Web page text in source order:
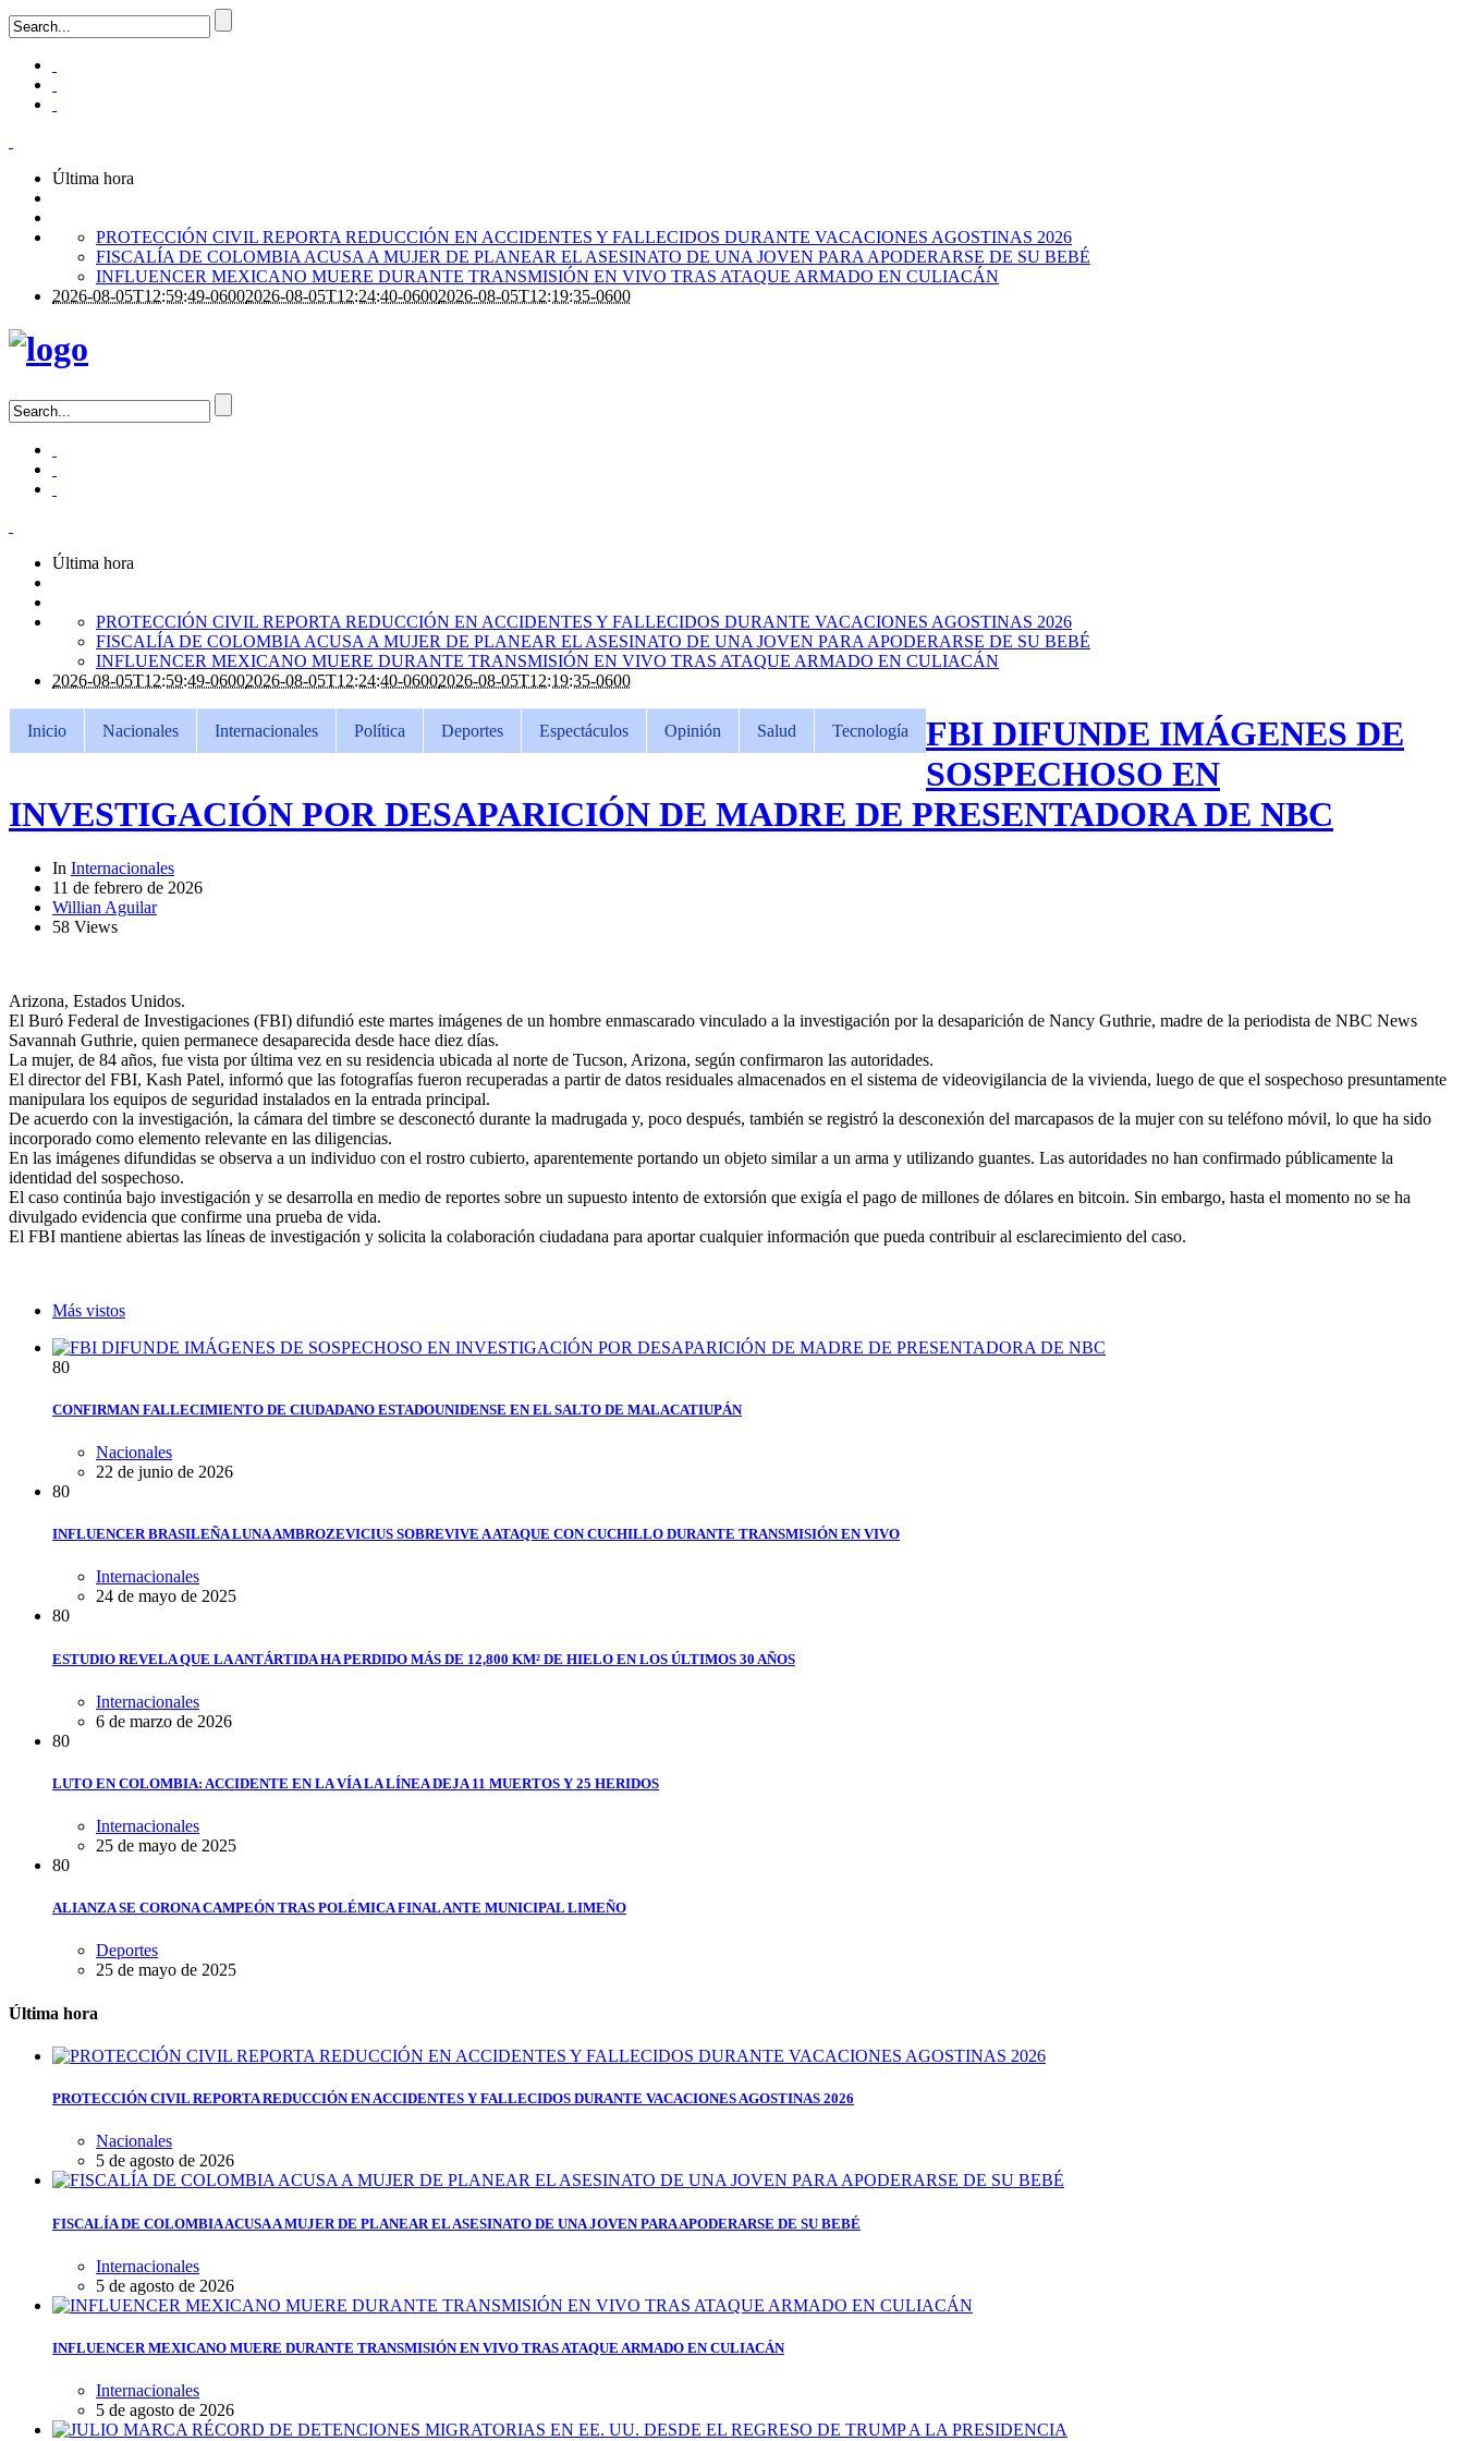
Última hora
PROTECCIÓN CIVIL REPORTA REDUCCIÓN EN ACCIDENTES Y FALLECIDOS DURANTE VACACIONES AGOSTINAS 2026
FISCALÍA DE COLOMBIA ACUSA A MUJER DE PLANEAR EL ASESINATO DE UNA JOVEN PARA APODERARSE DE SU BEBÉ
INFLUENCER MEXICANO MUERE DURANTE TRANSMISIÓN EN VIVO TRAS ATAQUE ARMADO EN CULIACÁN
2026-08-05T12:59:49-06002026-08-05T12:24:40-06002026-08-05T12:19:35-0600
Última hora
PROTECCIÓN CIVIL REPORTA REDUCCIÓN EN ACCIDENTES Y FALLECIDOS DURANTE VACACIONES AGOSTINAS 2026
FISCALÍA DE COLOMBIA ACUSA A MUJER DE PLANEAR EL ASESINATO DE UNA JOVEN PARA APODERARSE DE SU BEBÉ
INFLUENCER MEXICANO MUERE DURANTE TRANSMISIÓN EN VIVO TRAS ATAQUE ARMADO EN CULIACÁN
2026-08-05T12:59:49-06002026-08-05T12:24:40-06002026-08-05T12:19:35-0600
Inicio Nacionales Internacionales Política Deportes Espectáculos Opinión Salud Tecnología
FBI DIFUNDE IMÁGENES DE
SOSPECHOSO EN
INVESTIGACIÓN POR DESAPARICIÓN DE MADRE DE PRESENTADORA DE NBC
In Internacionales
11 de febrero de 2026
Willian Aguilar
58 Views
Arizona, Estados Unidos.
El Buró Federal de Investigaciones (FBI) difundió este martes imágenes de un hombre enmascarado vinculado a la investigación por la desaparición de Nancy Guthrie, madre de la periodista de NBC News
Savannah Guthrie, quien permanece desaparecida desde hace diez días.
La mujer, de 84 años, fue vista por última vez en su residencia ubicada al norte de Tucson, Arizona, según confirmaron las autoridades.
El director del FBI, Kash Patel, informó que las fotografías fueron recuperadas a partir de datos residuales almacenados en el sistema de videovigilancia de la vivienda, luego de que el sospechoso presuntamente
manipulara los equipos de seguridad instalados en la entrada principal.
De acuerdo con la investigación, la cámara del timbre se desconectó durante la madrugada y, poco después, también se registró la desconexión del marcapasos de la mujer con su teléfono móvil, lo que ha sido
incorporado como elemento relevante en las diligencias.
En las imágenes difundidas se observa a un individuo con el rostro cubierto, aparentemente portando un objeto similar a un arma y utilizando guantes. Las autoridades no han confirmado públicamente la
identidad del sospechoso.
El caso continúa bajo investigación y se desarrolla en medio de reportes sobre un supuesto intento de extorsión que exigía el pago de millones de dólares en bitcoin. Sin embargo, hasta el momento no se ha
divulgado evidencia que confirme una prueba de vida.
El FBI mantiene abiertas las líneas de investigación y solicita la colaboración ciudadana para aportar cualquier información que pueda contribuir al esclarecimiento del caso.
Más vistos
80
CONFIRMAN FALLECIMIENTO DE CIUDADANO ESTADOUNIDENSE EN EL SALTO DE MALACATIUPÁN
Nacionales
22 de junio de 2026
80
INFLUENCER BRASILEÑA LUNA AMBROZEVICIUS SOBREVIVE A ATAQUE CON CUCHILLO DURANTE TRANSMISIÓN EN VIVO
Internacionales
24 de mayo de 2025
80
ESTUDIO REVELA QUE LA ANTÁRTIDA HA PERDIDO MÁS DE 12,800 KM² DE HIELO EN LOS ÚLTIMOS 30 AÑOS
Internacionales
6 de marzo de 2026
80
LUTO EN COLOMBIA: ACCIDENTE EN LA VÍA LA LÍNEA DEJA 11 MUERTOS Y 25 HERIDOS
Internacionales
25 de mayo de 2025
80
ALIANZA SE CORONA CAMPEÓN TRAS POLÉMICA FINAL ANTE MUNICIPAL LIMEÑO
Deportes
25 de mayo de 2025
Última hora
PROTECCIÓN CIVIL REPORTA REDUCCIÓN EN ACCIDENTES Y FALLECIDOS DURANTE VACACIONES AGOSTINAS 2026
Nacionales
5 de agosto de 2026
FISCALÍA DE COLOMBIA ACUSA A MUJER DE PLANEAR EL ASESINATO DE UNA JOVEN PARA APODERARSE DE SU BEBÉ
Internacionales
5 de agosto de 2026
INFLUENCER MEXICANO MUERE DURANTE TRANSMISIÓN EN VIVO TRAS ATAQUE ARMADO EN CULIACÁN
Internacionales
5 de agosto de 2026